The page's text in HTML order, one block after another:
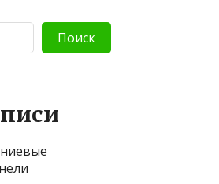
Поиск